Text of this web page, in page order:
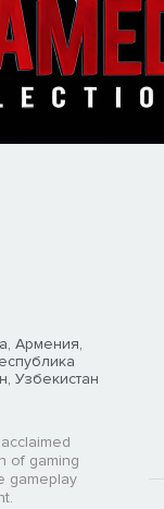
Армения,
Узбекистан
of gaming
gameplay